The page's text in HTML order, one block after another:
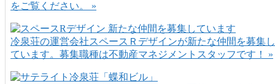
をご覧ください。 »
冷泉荘の運営会社スペースＲデザインが新たな仲間を募集し
ています。募集職種は不動産マネジメントスタッフです！ »